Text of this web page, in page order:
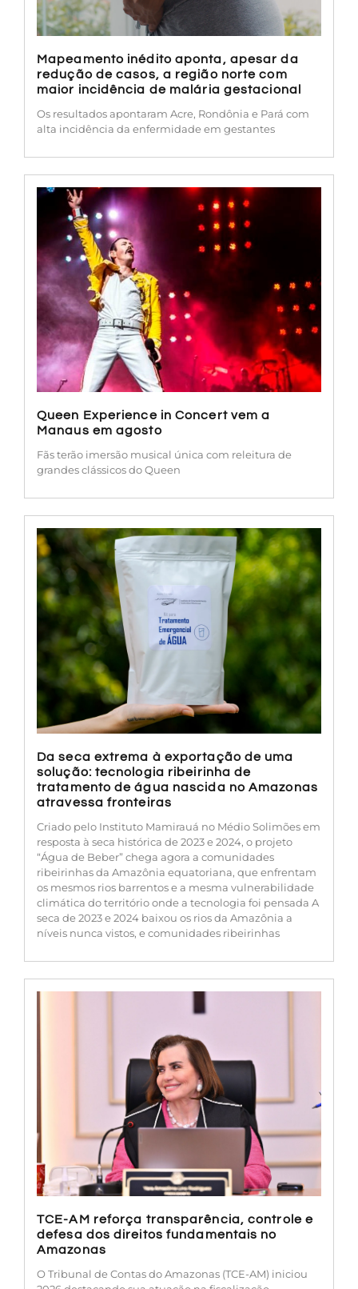
Mapeamento inédito aponta, apesar da
redução de casos, a região norte com
maior incidência de malária gestacional
Os resultados apontaram Acre, Rondônia e Pará com
alta incidência da enfermidade em gestantes
Queen Experience in Concert vem a
Manaus em agosto
Fãs terão imersão musical única com releitura de
grandes clássicos do Queen
Da seca extrema à exportação de uma
solução: tecnologia ribeirinha de
tratamento de água nascida no Amazonas
atravessa fronteiras
Criado pelo Instituto Mamirauá no Médio Solimões em
resposta à seca histórica de 2023 e 2024, o projeto
“Água de Beber” chega agora a comunidades
ribeirinhas da Amazônia equatoriana, que enfrentam
os mesmos rios barrentos e a mesma vulnerabilidade
climática do território onde a tecnologia foi pensada A
seca de 2023 e 2024 baixou os rios da Amazônia a
níveis nunca vistos, e comunidades ribeirinhas
TCE-AM reforça transparência, controle e
defesa dos direitos fundamentais no
Amazonas
O Tribunal de Contas do Amazonas (TCE-AM) iniciou